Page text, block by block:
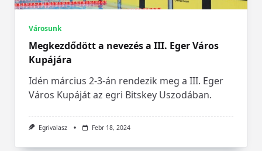
Városunk
Megkezdődött a nevezés a III. Eger Város
Kupájára
Idén március 2-3-án rendezik meg a III. Eger
Város Kupáját az egri Bitskey Uszodában.
Egrivalasz Febr 18, 2024